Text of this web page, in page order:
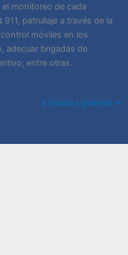
monitoreo de cada
patrullaje a través de la
móviles en los
adecuar brigadas de
entre otras.
Entrada siguiente →